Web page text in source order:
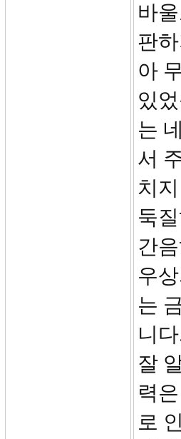
바
판
아
있
는
서
치
둑
간
우
는
니
잘
력
로